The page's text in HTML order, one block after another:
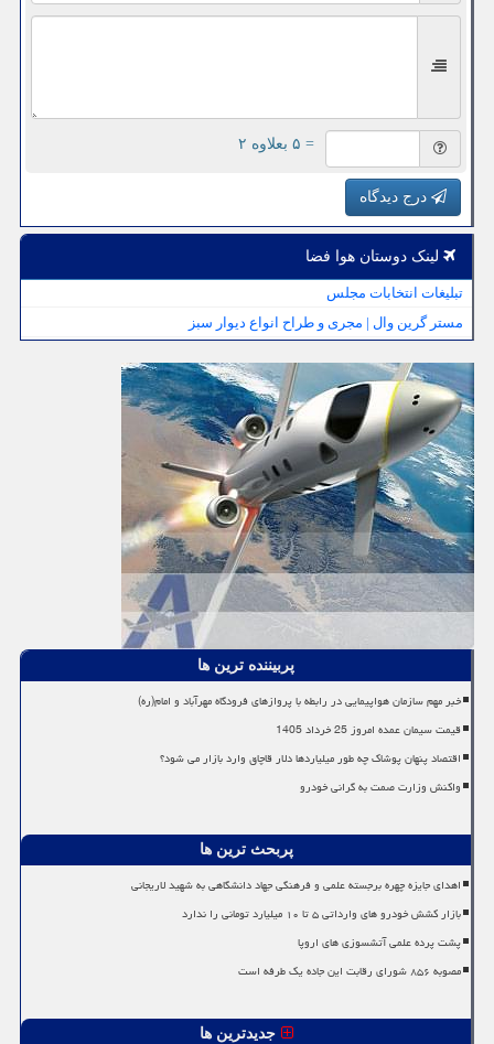
= ۵ بعلاوه ۲
درج دیدگاه
لینک دوستان هوا فضا
تبلیغات انتخابات مجلس
مستر گرین وال | مجری و طراح انواع دیوار سبز
پربیننده ترین ها
خبر مهم سازمان هواپیمایی در رابطه با پروازهای فرودگاه مهرآباد و امام(ره)
قیمت سیمان عمده امروز 25 خرداد 1405
اقتصاد پنهان پوشاک چه طور میلیاردها دلار قاچاق وارد بازار می شود؟
واکنش وزارت صمت به گرانی خودرو
پربحث ترین ها
اهدای جایزه چهره برجسته علمی و فرهنگی جهاد دانشگاهی به شهید لاریجانی
بازار کشش خودرو های وارداتی ۵ تا ۱۰ میلیارد تومانی را ندارد
پشت پرده علمی آتشسوزی های اروپا
مصوبه ۸۵۶ شورای رقابت این جاده یک طرفه است
جدیدترین ها